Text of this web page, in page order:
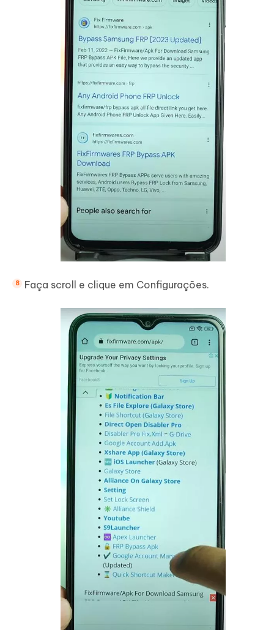
Faça scroll e clique em Configurações.